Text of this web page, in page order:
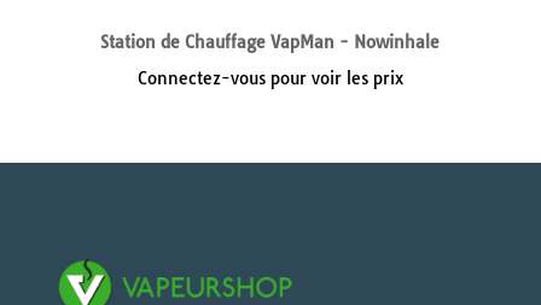
Station de Chauffage VapMan - Nowinhale
Connectez-vous pour voir les prix